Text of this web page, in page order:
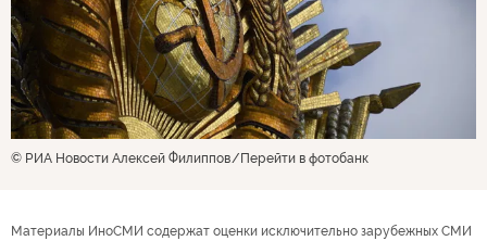
© РИА Новости Алексей Филиппов Перейти в фотобанк
Материалы ИноСМИ содержат оценки исключительно зарубежных СМИ